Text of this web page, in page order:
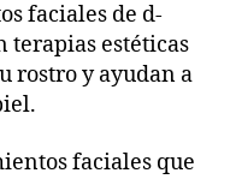
faciales de d-
terapias estéticas
rostro y ayudan a
faciales que